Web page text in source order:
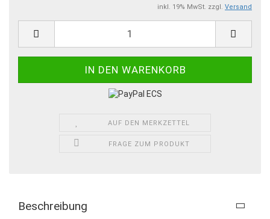
inkl. 19% MwSt. zzgl. Versand
AUF DEN MERKZETTEL
FRAGE ZUM PRODUKT
Beschreibung